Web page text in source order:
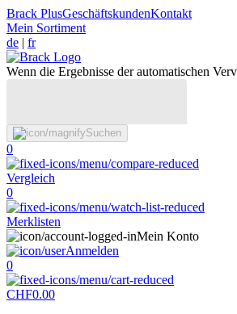
Brack PlusGeschäftskundenKontakt
Mein Sortiment
de | fr
Wenn die Ergebnisse der automatischen
Suchen
0
Vergleich
0
Merklisten
Mein Konto
Anmelden
0
CHF0.00